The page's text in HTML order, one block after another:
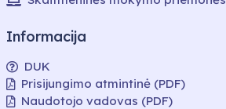
Informacija
DUK
Prisijungimo atmintinė (PDF)
Naudotojo vadovas (PDF)